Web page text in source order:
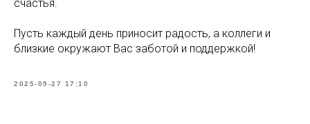
счастья.
Пусть каждый день приносит радость, а коллеги и
близкие окружают Вас заботой и поддержкой!
2025-09-27 17:10